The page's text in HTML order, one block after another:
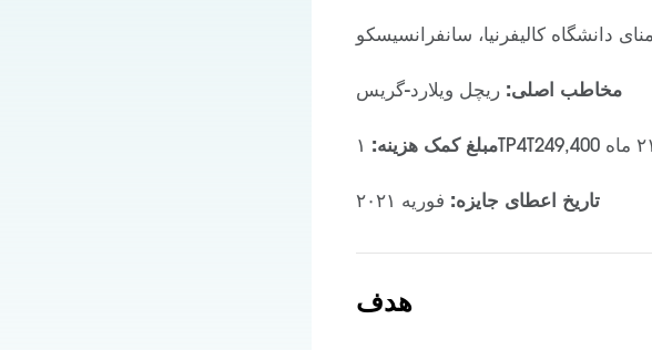
دانشگاه کالیفرنیا، سانفرانسیسکو
مخاطب اصلی: ریچل ویلارد-گریس
مبلغ کمک هزینه:
تاریخ اعطای جایزه: فوریه ۲۰۲۱
هدف